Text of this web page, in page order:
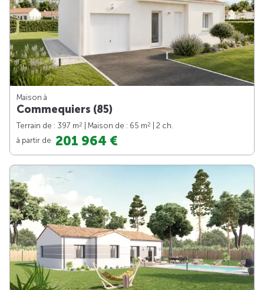
Maison à
Commequiers (85)
Terrain de : 397 m2 | Maison de : 65 m2
| 2 ch.
à partir de 201 964 €